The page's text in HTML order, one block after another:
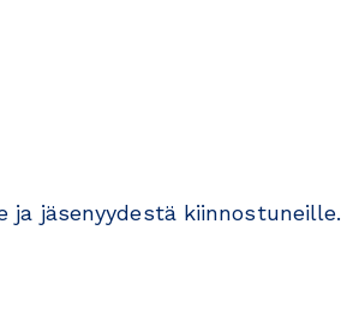
jäsenyydestä kiinnostuneille.